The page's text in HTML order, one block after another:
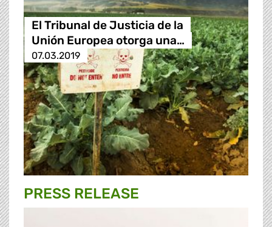
El Tribunal de Justicia de la
Unión Europea otorga una…
07.03.2019
PRESS RELEASE